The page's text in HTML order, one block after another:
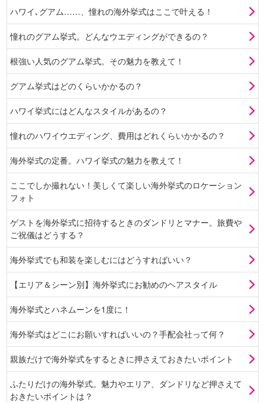
ハワイ､グアム……、憧れの海外挙式はここで叶える！
憧れのグアム挙式。どんなウエディングができるの？
根強い人気のグアム挙式。その魅力を教えて！
グアム挙式はどのくらいかかるの？
ハワイ挙式にはどんなスタイルがあるの？
憧れのハワイウエディング、費用はどれくらいかかるの？
海外挙式の定番。ハワイ挙式の魅力を教えて！
ここでしか撮れない！美しくて楽しい海外挙式のロケーション
フォト
ゲストを海外挙式に招待するときのダンドリとマナー。旅費や
ご祝儀はどうする？
海外挙式でも和装を楽しむにはどうすればいい？
【エリア＆シーン別】海外挙式にお勧めのヘアスタイル
海外挙式とハネムーンを1度に！
海外挙式はどこにお願いすればいいの？手配会社って何？
親族だけで海外挙式をするときに押さえておきたいポイント
ふたりだけの海外挙式。魅力やエリア、ダンドリなど押さえて
おきたいポイントは？